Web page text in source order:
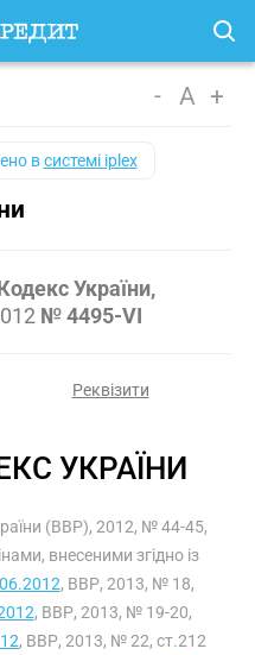
- A +
всистемі iplex
України,
№ 4495-VI
Реквізити
УКРАЇНИ
(ВВР), 2012, № 44-45,
внесеними згідно із
, ВВР, 2013, № 18,
, ВВР, 2013, № 19-20,
, ВВР, 2013, № 22, ст.212